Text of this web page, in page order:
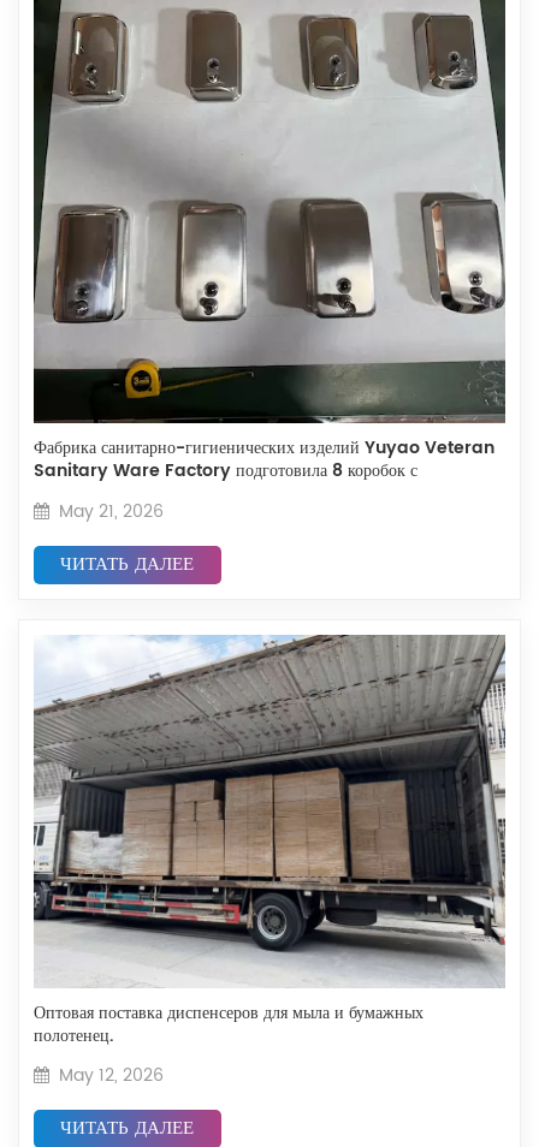
Фабрика санитарно-гигиенических изделий Yuyao Veteran
Sanitary Ware Factory подготовила 8 коробок с
May 21, 2026
ЧИТАТЬ ДАЛЕЕ
Оптовая поставка диспенсеров для мыла и бумажных
полотенец.
May 12, 2026
ЧИТАТЬ ДАЛЕЕ